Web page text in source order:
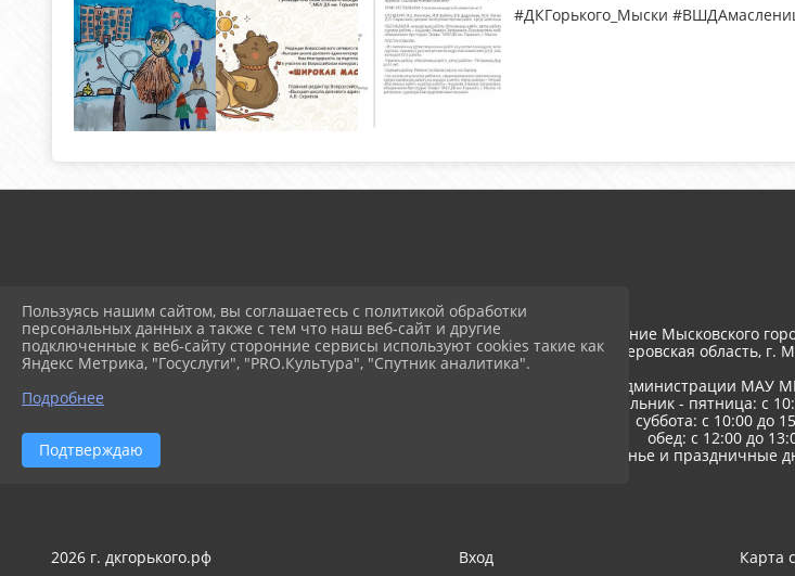
#ДКГорького_Мыски
© 2025 Муниципальное автономное учреждение Мысковского
652845, РФ, Кемеровская область, г.
Режим работы администрации МАУ
понедельник - пятница: с
суббота: с 10:00 до
обед: с 12:00 до
воскресенье и праздничные
2026 г. дкгорького.рф Вход Карта
Пользуясь нашим сайтом, вы соглашаетесь с политикой обработки
персональных данных а также с тем что наш веб-сайт и другие
подключенные к веб-сайту сторонние сервисы используют cookies такие как
Яндекс Метрика, "Госуслуги", "PRO.Культура", "Спутник аналитика".
Подробнее
Подтверждаю